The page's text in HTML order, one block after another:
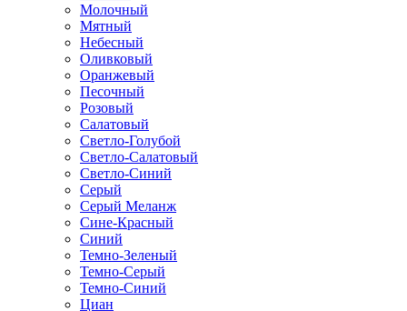
Молочный
Мятный
Небесный
Оливковый
Оранжевый
Песочный
Розовый
Салатовый
Светло-Голубой
Светло-Салатовый
Светло-Синий
Серый
Серый Меланж
Сине-Красный
Синий
Темно-Зеленый
Темно-Серый
Темно-Синий
Циан